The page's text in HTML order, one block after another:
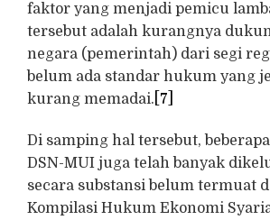
faktor yang menjadi pemicu
tersebut adalah kurangnya
negara (pemerintah) dari segi
belum ada standar hukum yang
kurang memadai. [7]
Di samping hal tersebut,
DSN-MUI juga telah banyak
secara substansi belum termuat
Kompilasi Hukum Ekonomi